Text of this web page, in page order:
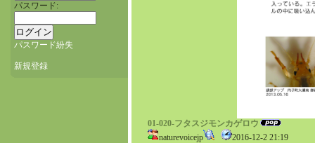
パスワード:
パスワード紛失
新規登録
01-020-フタスジモンカゲロウ
naturevoicejp
2016-12-2 21:19